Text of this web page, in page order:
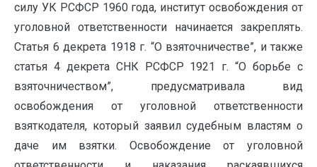
силу УК РСФСР 1960 года, институт освобождения от
уголовной ответственности начинается закреплять.
Статья 6 декрета 1918 г. “О взяточничестве”, и также
статья 4 декрета СНК РСФСР 1921 г. “О борьбе с
взяточничеством”, предусматривала вид
освобождения от уголовной ответственности
взяткодателя, который заявил судебным властям о
даче им взятки. Освобождение от уголовной